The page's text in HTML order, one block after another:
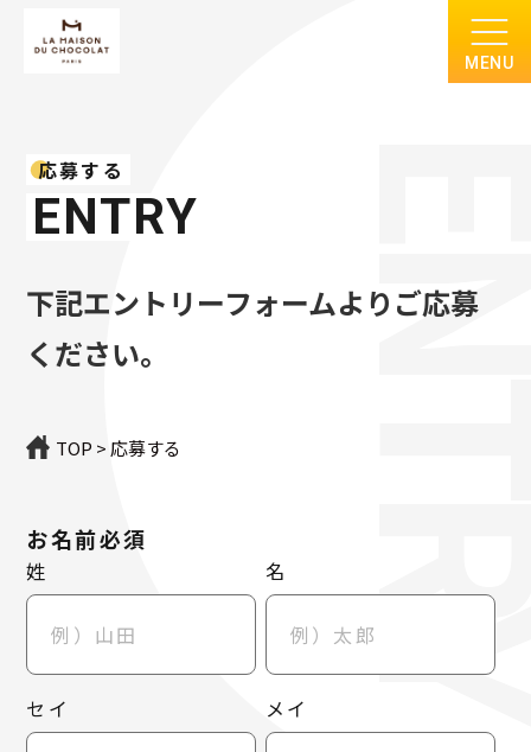
MENU
応募する
ENTRY
下記エントリーフォームよりご応募
ください。
TOP > 応募する
お名前必須
姓 名
セイ メイ